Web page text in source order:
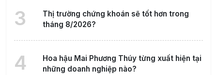
3
Thị trường chứng khoán sẽ tốt hơn trong
tháng 8/2026?
4
Hoa hậu Mai Phương Thúy từng xuất hiện tại
những doanh nghiệp nào?